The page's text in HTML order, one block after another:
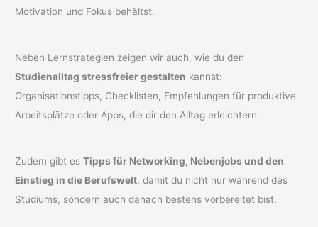
Motivation und Fokus behältst.
Neben Lernstrategien zeigen wir auch, wie du den
Studienalltag stressfreier gestalten kannst:
Organisationstipps, Checklisten, Empfehlungen für produktive
Arbeitsplätze oder Apps, die dir den Alltag erleichtern.
Zudem gibt esTipps für Networking, Nebenjobs und den
Einstieg in die Berufswelt, damit du nicht nur während des
Studiums, sondern auch danach bestens vorbereitet bist.